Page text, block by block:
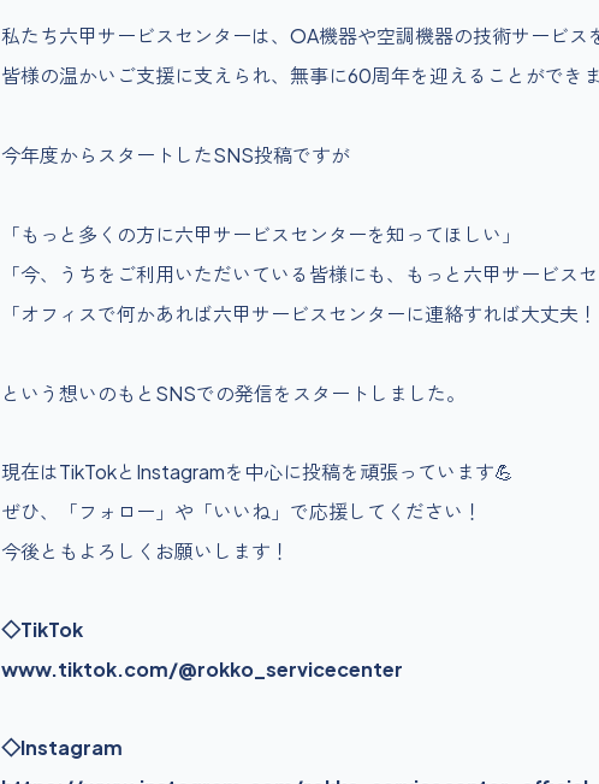
私たち六甲サービスセンターは、OA機器や空調機器の技術サービ
皆様の温かいご支援に支えられ、無事に60周年を迎えることができ
今年度からスタートしたSNS投稿ですが
「もっと多くの方に六甲サービスセンターを知ってほしい」
「今、うちをご利用いただいている皆様にも、もっと六甲サービス
「オフィスで何かあれば六甲サービスセンターに連絡すれば大丈夫
という想いのもとSNSでの発信をスタートしました。
現在はTikTokとInstagramを中心に投稿を頑張っています💪
ぜひ、「フォロー」や「いいね」で応援してください！
今後ともよろしくお願いします！
◇TikTok
www.tiktok.com/@rokko_servicecenter
◇Instagram